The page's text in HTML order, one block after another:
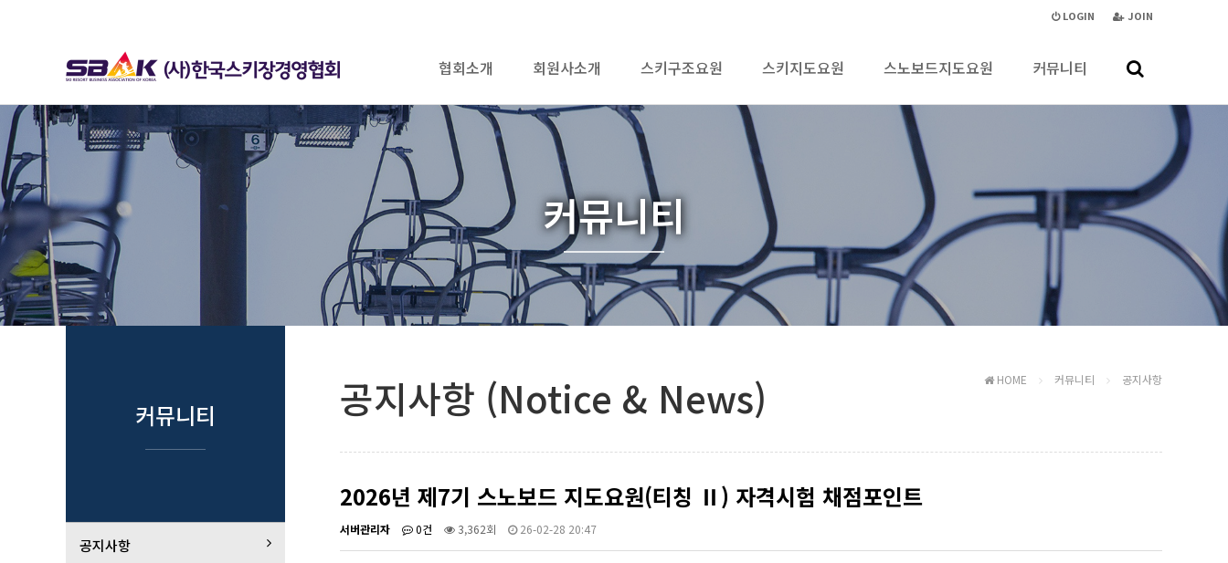
JOIN
LOGIN
협회소개 회원사소개 스키구조요원 스키지도요원 스노보드지도요원
하위분류
커뮤니티
하위분류
커뮤니티
공지사항 (Notice & News) HOME 커뮤니티 공지사항
2026년 제7기 스노보드 지도요원(티칭 Ⅱ) 자격시험 채점포인트
서버관리자 0건 3,362회 26-02-28 20:47
커뮤니티
공지사항